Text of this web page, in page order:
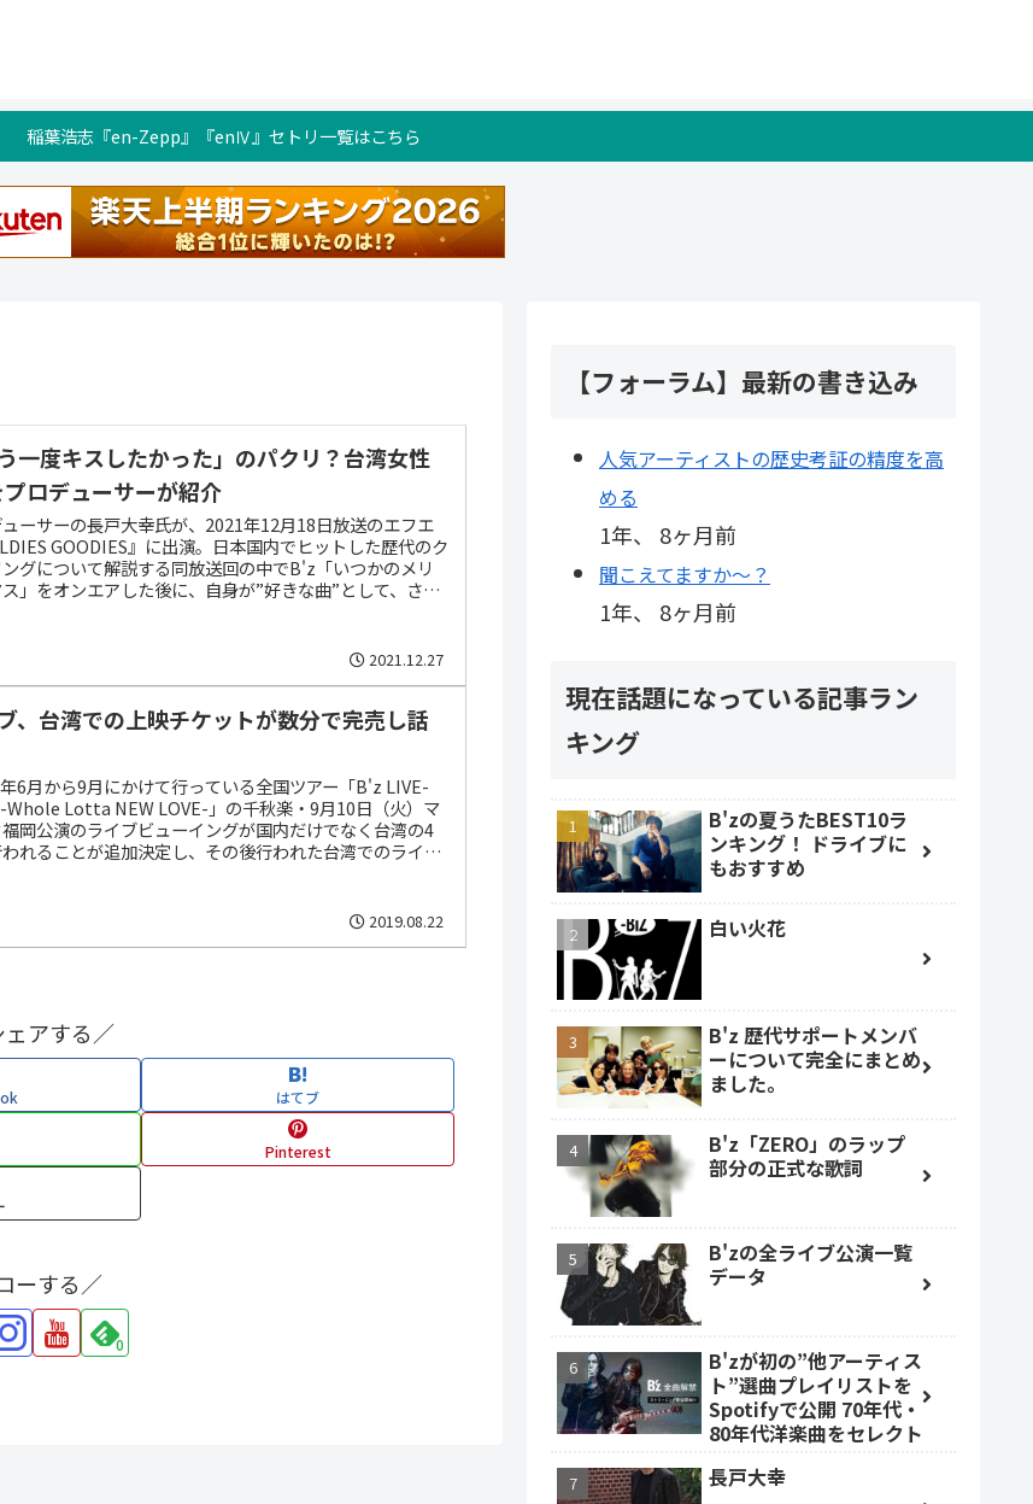
稲葉浩志『en-Zepp』『enⅣ』セトリ一覧はこちら
一度キスしたかった」のパクリ？台湾女性
ロデューサーが紹介
ーサーの長戸大幸氏が、2021年12月18日放送のエフエ
GOODIES』に出演。日本国内でヒットした歴代のク
グについて解説する同放送回の中でB'z「いつかのメリ
」をオンエアした後に、自身が”好きな曲”として、さら
2021.12.27
、台湾での上映チケットが数分で完売し話
6月から9月にかけて行っている全国ツアー「B'z LIVE-
Whole Lotta NEW LOVE-」の千秋楽・9月10日（火）マ
岡公演のライブビューイングが国内だけでなく台湾の4
れることが追加決定し、その後行われた台湾でのライブ
2019.08.22
アする／
はてブ
Pinterest
ーする／
0
【フォーラム】最新の書き込み
人気アーティストの歴史考証の精度を高
める
1年、 8ヶ月前
聞こえてますか～？
1年、 8ヶ月前
現在話題になっている記事ラン
キング
B'zの夏うたBEST10ラ
ンキング！ ドライブに
もおすすめ
白い火花
B'z 歴代サポートメンバ
ーについて完全にまとめ
ました。
B'z「ZERO」のラップ
部分の正式な歌詞
B'zの全ライブ公演一覧
データ
B'zが初の”他アーティス
ト”選曲プレイリストを
Spotifyで公開 70年代・
80年代洋楽曲をセレクト
長戸大幸